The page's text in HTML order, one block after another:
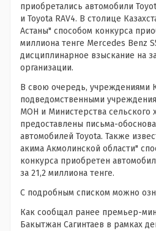
приобретались автомобили
и Toyota RAV4. В столице
Астаны" способом конкурса
миллиона тенге Mercedes Benz
дисциплинарное взыскание на
организации.
В свою очередь, учреждениями
подведомственными
МОН и Министерства сельского
предоставлены письма-
автомобилей Toyota. Также
акима Акмолинской области"
конкурса приобретен
за 21,2 миллиона тенге.
С подробным списком можно
Как сообщал ранее премьер-
Бакытжан Сагинтаев в рамках